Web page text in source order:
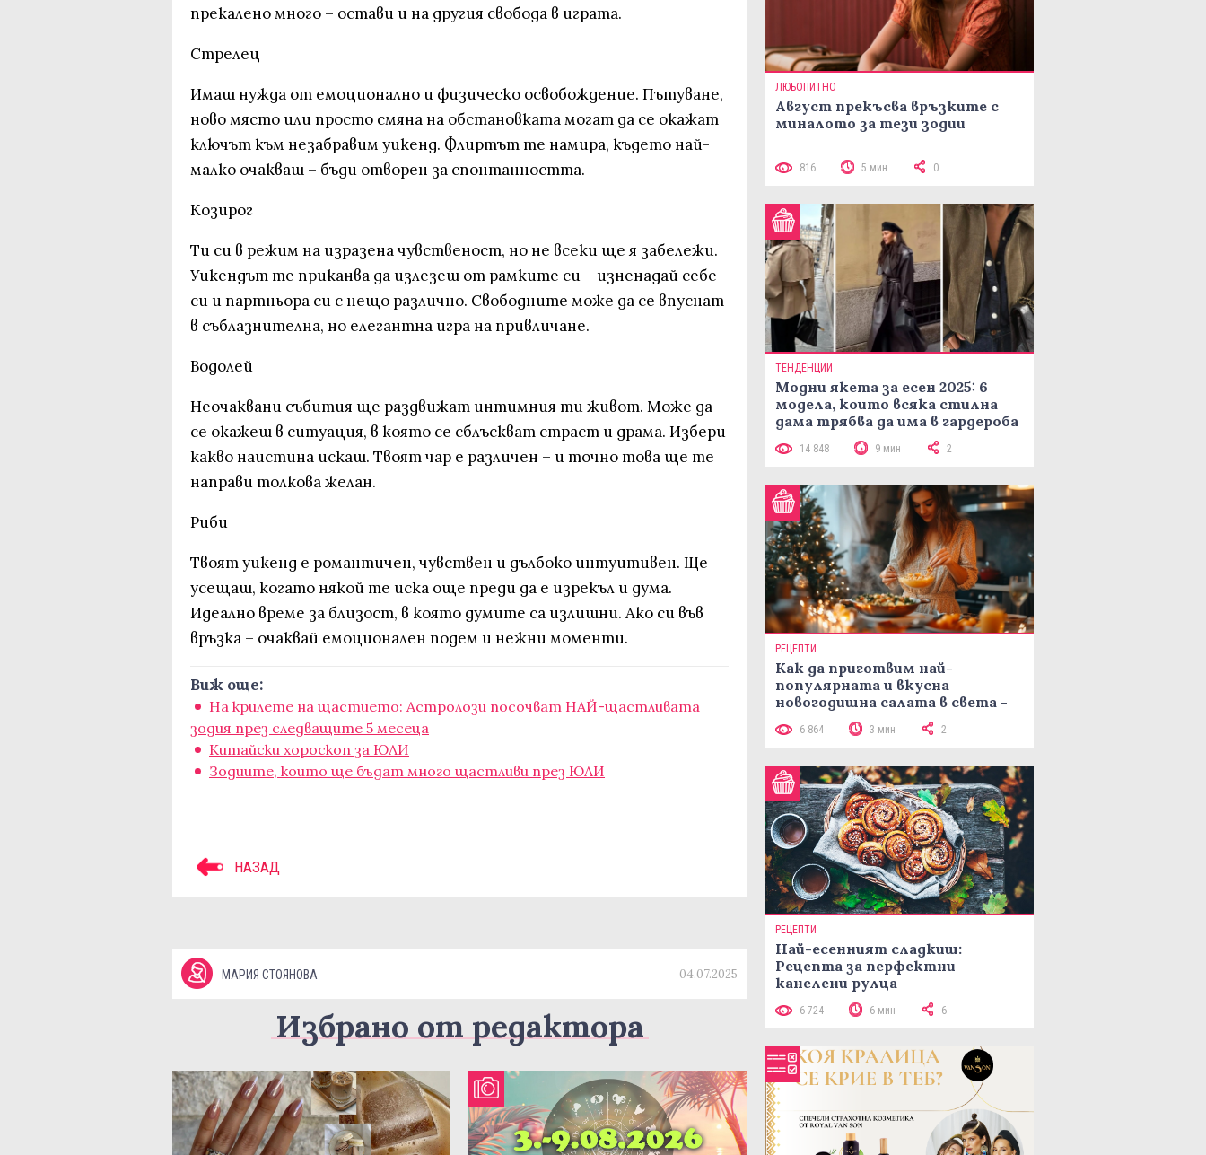
прекалено много – остави и на другия свобода в играта.
Стрелец
Имаш нужда от емоционално и физическо освобождение. Пътуване,
ново място или просто смяна на обстановката могат да се окажат
ключът към незабравим уикенд. Флиртът те намира, където най-
малко очакваш – бъди отворен за спонтанността.
Козирог
Ти си в режим на изразена чувственост, но не всеки ще я забележи.
Уикендът те приканва да излезеш от рамките си – изненадай себе
си и партньора си с нещо различно. Свободните може да се впуснат
в съблазнителна, но елегантна игра на привличане.
Водолей
Неочаквани събития ще раздвижат интимния ти живот. Може да
се окажеш в ситуация, в която се сблъскват страст и драма. Избери
какво наистина искаш. Твоят чар е различен – и точно това ще те
направи толкова желан.
Риби
Твоят уикенд е романтичен, чувствен и дълбоко интуитивен. Ще
усещаш, когато някой те иска още преди да е изрекъл и дума.
Идеално време за близост, в която думите са излишни. Ако си във
връзка – очаквай емоционален подем и нежни моменти.
Виж още:
На крилете на щастието: Астролози посочват НАЙ-щастливата
зодия през следващите 5 месеца
Китайски хороскоп за ЮЛИ
Зодиите, които ще бъдат много щастливи през ЮЛИ
НАЗАД
МАРИЯ СТОЯНОВА 04.07.2025
Избрано от редактора
ЛЮБОПИТНО
Август прекъсва връзките с
миналото за тези зодии
816 5 мин 0
ТЕНДЕНЦИИ
Модни якета за есен 2025: 6
модела, които всяка стилна
дама трябва да има в гардероба
14 848 9 мин 2
РЕЦЕПТИ
Как да приготвим най-
популярната и вкусна
новогодишна салата в света -
рецепта Мимоза
6 864 3 мин 2
РЕЦЕПТИ
Най-есенният сладкиш:
Рецепта за перфектни
канелени рулца
6 724 6 мин 6